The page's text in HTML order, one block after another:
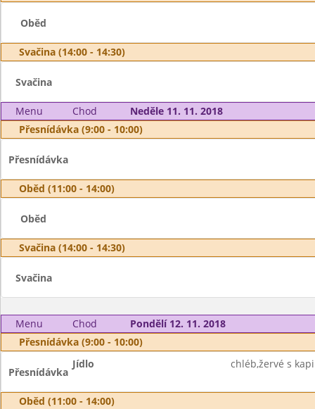
Oběd
Svačina (14:00 - 14:30)
Svačina
Menu Chod
Neděle 11. 11. 2018
Přesnídávka (9:00 - 10:00)
Přesnídávka
Oběd (11:00 - 14:00)
Oběd
Svačina (14:00 - 14:30)
Svačina
Menu Chod
Pondělí 12. 11. 2018
Přesnídávka (9:00 - 10:00)
Přesnídávka
Jídlo chléb,žervé s
Oběd (11:00 - 14:00)